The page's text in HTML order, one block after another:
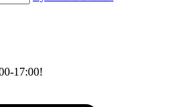
17:00!